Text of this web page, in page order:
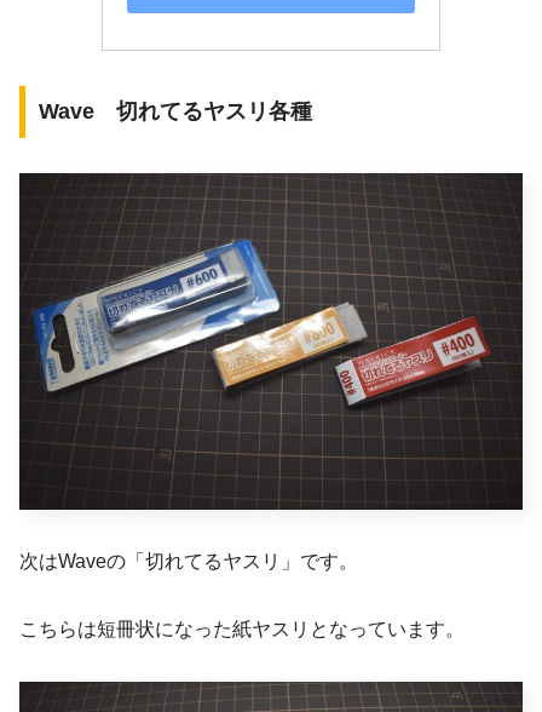
Wave 切れてるヤスリ各種
次はWaveの「切れてるヤスリ」です。
こちらは短冊状になった紙ヤスリとなっています。